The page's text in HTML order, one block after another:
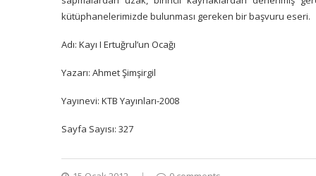
kütüphanelerimizde bulunması gereken bir başvuru eseri.
Adı: Kayı I Ertuğrul’un Ocağı
Yazarı: Ahmet Şimşirgil
Yayınevi: KTB Yayınları-2008
Sayfa Sayısı: 327